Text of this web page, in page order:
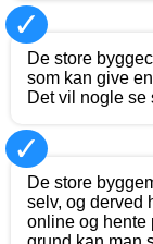
✓
De store
som kan give
Det vil nogle se
✓
De store
selv, og derved
online og hente